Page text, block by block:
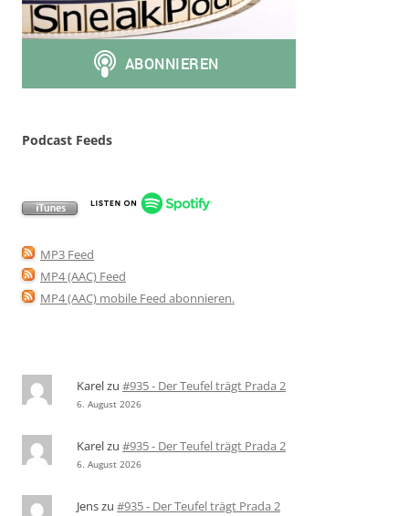
Podcast Feeds
MP3 Feed
MP4 (AAC) Feed
MP4 (AAC) mobile Feed abonnieren.
Karelzu #935 - Der Teufel trägt Prada 2
6. August 2026
Karelzu #935 - Der Teufel trägt Prada 2
6. August 2026
Jenszu #935 - Der Teufel trägt Prada 2